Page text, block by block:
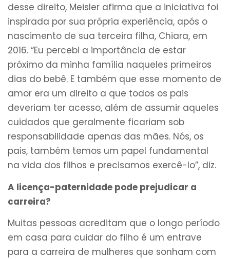
desse direito, Meisler afirma que a iniciativa foi
inspirada por sua própria experiência, após o
nascimento de sua terceira filha, Chiara, em
2016. “Eu percebi a importância de estar
próximo da minha família naqueles primeiros
dias do bebê. E também que esse momento de
amor era um direito a que todos os pais
deveriam ter acesso, além de assumir aqueles
cuidados que geralmente ficariam sob
responsabilidade apenas das mães. Nós, os
pais, também temos um papel fundamental
na vida dos filhos e precisamos exercê-lo”, diz.
A licença-paternidade pode prejudicar a
carreira?
Muitas pessoas acreditam que o longo período
em casa para cuidar do filho é um entrave
para a carreira de mulheres que sonham com